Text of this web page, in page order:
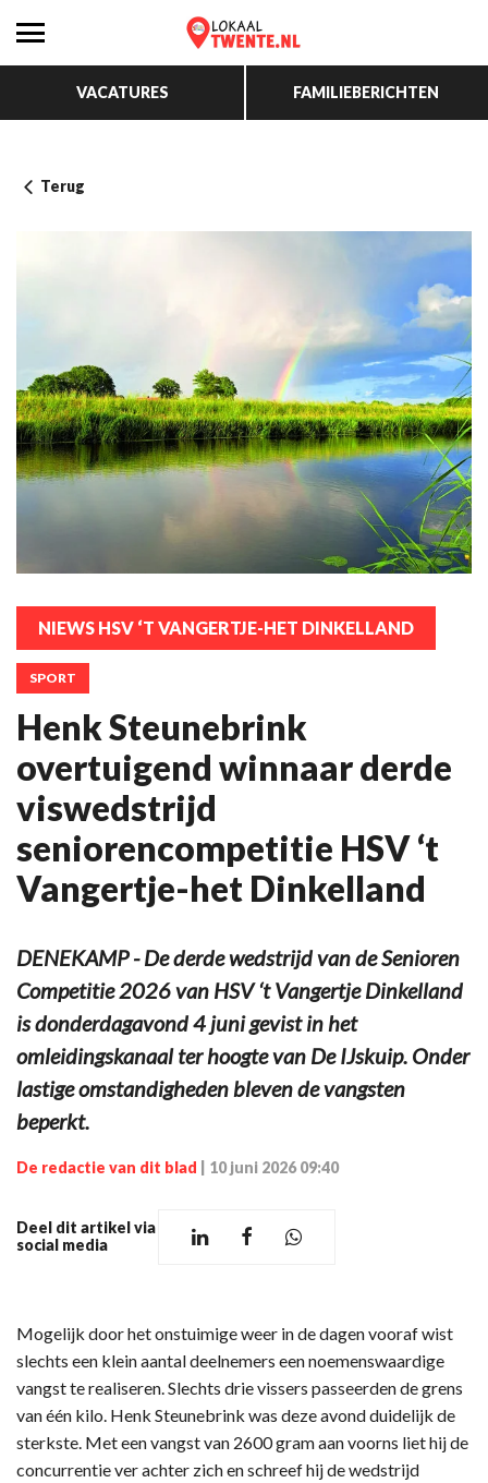
VACATURES FAMILIEBERICHTEN
Terug
NIEWS HSV ‘T VANGERTJE-HET DINKELLAND
SPORT
Henk Steunebrink
overtuigend winnaar derde
viswedstrijd
seniorencompetitie HSV ‘t
Vangertje-het Dinkelland
DENEKAMP - De derde wedstrijd van de Senioren
Competitie 2026 van HSV ‘t Vangertje Dinkelland
is donderdagavond 4 juni gevist in het
omleidingskanaal ter hoogte van De IJskuip. Onder
lastige omstandigheden bleven de vangsten
beperkt.
De redactie van dit blad 10 juni 2026 09:40
Deel dit artikel via
social media
Mogelijk door het onstuimige weer in de dagen vooraf wist
slechts een klein aantal deelnemers een noemenswaardige
vangst te realiseren. Slechts drie vissers passeerden de grens
van één kilo. Henk Steunebrink was deze avond duidelijk de
sterkste. Met een vangst van 2600 gram aan voorns liet hij de
concurrentie ver achter zich en schreef hij de wedstrijd